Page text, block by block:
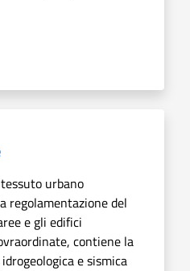
urbano
regolamentazione del
e gli edifici
contiene la
e sismica